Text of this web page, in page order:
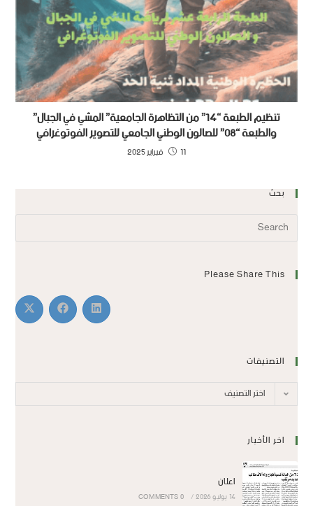
تنظيم الطبعة “14” من التظاهرة الجامعية” المشي في الجبال”
والطبعة “08” للصالون الوطني الجامعي للتصوير الفوتوغرافي
11 فبراير 2025
بحث
Please Share This
التصنيفات
اختر التصنيف
اخر الأخبار
اعلان
14 يوليو 2026 /
0 COMMENTS